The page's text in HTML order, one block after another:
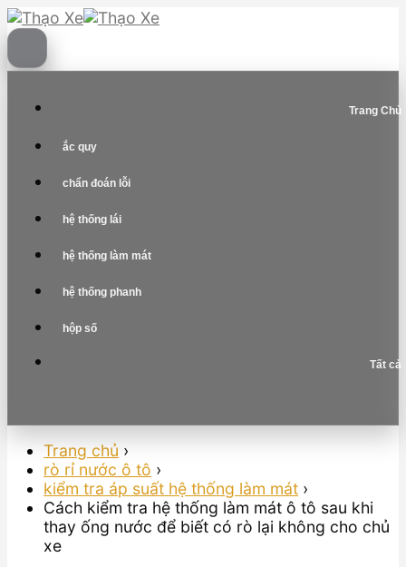
Skip
to
content
Trang Chủ
ắc quy
chẩn đoán lỗi
hệ thống lái
hệ thống làm mát
hệ thống phanh
hộp số
Tất cả
Trang chủ ›
rò rỉ nước ô tô ›
kiểm tra áp suất hệ thống làm mát ›
Cách kiểm tra hệ thống làm mát ô tô sau khi
thay ống nước để biết có rò lại không cho chủ
xe